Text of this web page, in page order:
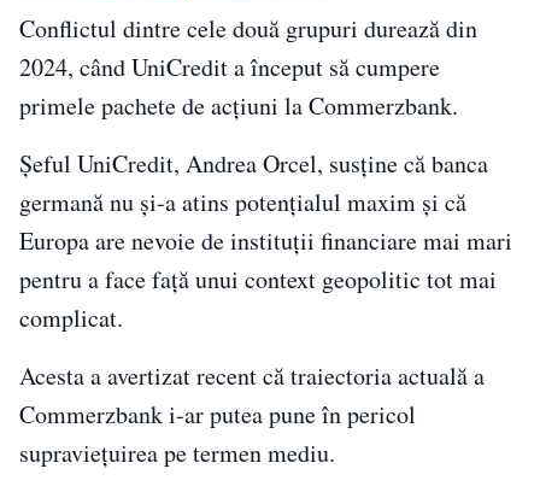
Conflictul dintre cele două grupuri durează din
2024, când UniCredit a început să cumpere
primele pachete de acțiuni la Commerzbank.
Șeful UniCredit, Andrea Orcel, susține că banca
germană nu și-a atins potențialul maxim și că
Europa are nevoie de instituții financiare mai mari
pentru a face față unui context geopolitic tot mai
complicat.
Acesta a avertizat recent că traiectoria actuală a
Commerzbank i-ar putea pune în pericol
supraviețuirea pe termen mediu.